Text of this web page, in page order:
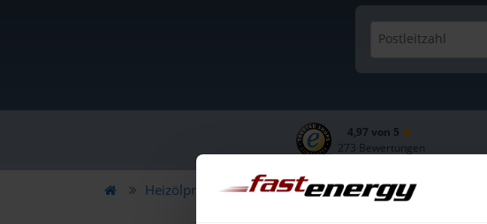
Postleitzahl
4,97 von 5
273 Bewertungen
Heizölpreise Oberösterreich Urfahr-Umgebung